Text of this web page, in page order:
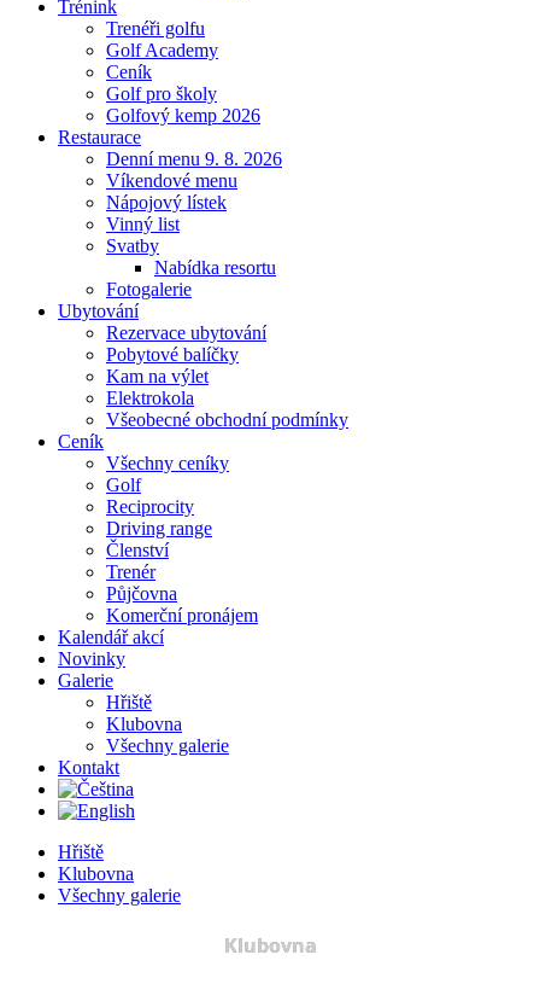
Trénink
Trenéři golfu
Golf Academy
Ceník
Golf pro školy
Golfový kemp 2026
Restaurace
Denní menu 9. 8. 2026
Víkendové menu
Nápojový lístek
Vinný list
Svatby
Nabídka resortu
Fotogalerie
Ubytování
Rezervace ubytování
Pobytové balíčky
Kam na výlet
Elektrokola
Všeobecné obchodní podmínky
Ceník
Všechny ceníky
Golf
Reciprocity
Driving range
Členství
Trenér
Půjčovna
Komerční pronájem
Kalendář akcí
Novinky
Galerie
Hřiště
Klubovna
Všechny galerie
Kontakt
Hřiště
Klubovna
Všechny galerie
Klubovna